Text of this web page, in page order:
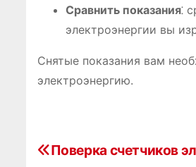
Сравнить показания⁚
электроэнергии вы
Снятые показания вам
электроэнергию.
НПоверка счетчиков